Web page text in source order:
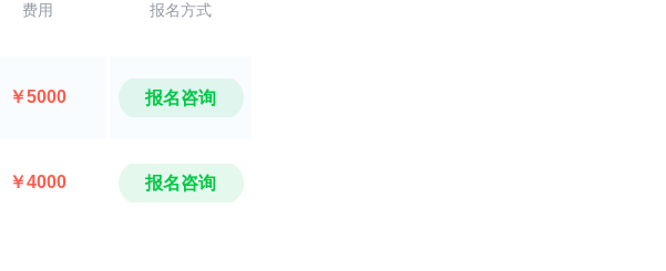
费用 报名方式
￥5000 报名咨询
￥4000 报名咨询